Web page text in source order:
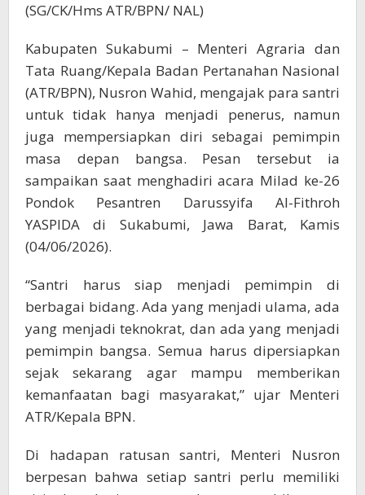
(SG/CK/Hms ATR/BPN/ NAL)
Kabupaten Sukabumi – Menteri Agraria dan
Tata Ruang/Kepala Badan Pertanahan Nasional
(ATR/BPN), Nusron Wahid, mengajak para santri
untuk tidak hanya menjadi penerus, namun
juga mempersiapkan diri sebagai pemimpin
masa depan bangsa. Pesan tersebut ia
sampaikan saat menghadiri acara Milad ke-26
Pondok Pesantren Darussyifa Al-Fithroh
YASPIDA di Sukabumi, Jawa Barat, Kamis
(04/06/2026).
“Santri harus siap menjadi pemimpin di
berbagai bidang. Ada yang menjadi ulama, ada
yang menjadi teknokrat, dan ada yang menjadi
pemimpin bangsa. Semua harus dipersiapkan
sejak sekarang agar mampu memberikan
kemanfaatan bagi masyarakat,” ujar Menteri
ATR/Kepala BPN.
Di hadapan ratusan santri, Menteri Nusron
berpesan bahwa setiap santri perlu memiliki